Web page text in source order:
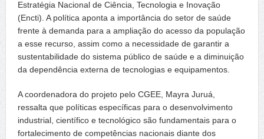
Estratégia Nacional de Ciência, Tecnologia e Inovação
(Encti). A política aponta a importância do setor de saúde
frente à demanda para a ampliação do acesso da população
a esse recurso, assim como a necessidade de garantir a
sustentabilidade do sistema público de saúde e a diminuição
da dependência externa de tecnologias e equipamentos.
A coordenadora do projeto pelo CGEE, Mayra Juruá,
ressalta que políticas específicas para o desenvolvimento
industrial, científico e tecnológico são fundamentais para o
fortalecimento de competências nacionais diante dos